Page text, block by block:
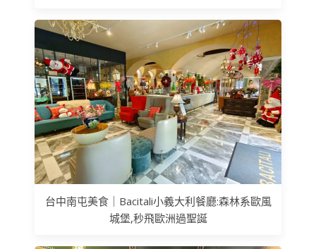
台中南屯美食｜Bacitali小義大利餐廳:森林系歐風
城堡,秒飛歐洲過聖誕